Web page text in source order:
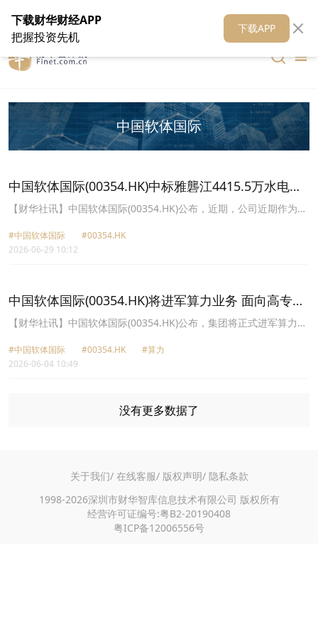
在线客服 关于我们 财华媒体矩阵 财华智库
中国软体国际
中国软体国际(00354.HK)中标雅礱江4415.5万水电智
慧运行大模型项目
【财华社讯】中国软体国际(00354.HK)公布，近期，公司近期作为联
标雅礱江流域水电开发的天气预测与水风光蓄智慧运行大模型(一期)
软体研发项目，项目中标金额人民币4415.5万元。
#中国软体国际
#00354.HK
2026-06-29 10:12
中国软体国际(00354.HK)将进军算力业务 面向高专业
价值Token运营
【财华社讯】中国软体国际(00354.HK)公布，集团将正式进军算力业
核心生产要素机遇，构筑可持续第二增长曲线的战略部署。为构建稳
定、可靠的算力供给能力，狱实算力业务发展基础，集团计划于年内
#中国软体国际 #00354.HK
#算力
2026-06-04 10:49
没有更多数据了
关于我们/ 在线客服/ 版权声明/ 隐私条款
1998-2026深圳市财华智库信息技术有限公司 版权所有
经营许可证编号:粤B2-20190408
粤ICP备12006556号
下载财华财经APP
把握投资先机
下载APP